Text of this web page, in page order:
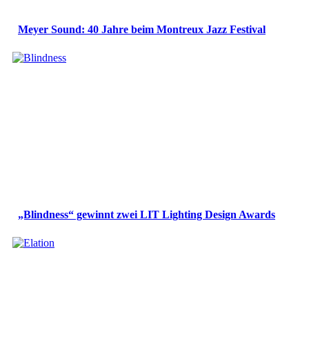
Meyer Sound: 40 Jahre beim Montreux Jazz Festival
„Blindness“ gewinnt zwei LIT Lighting Design Awards